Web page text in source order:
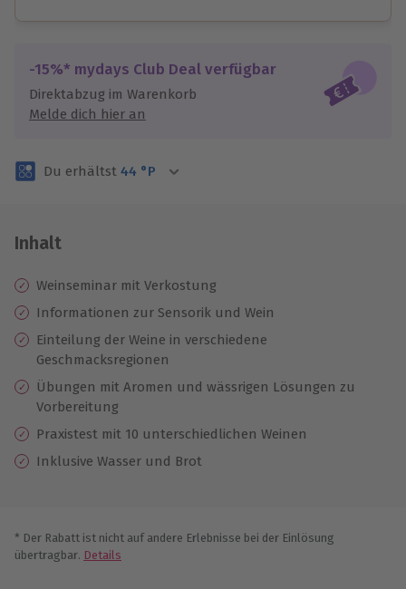
Jeder Gutschein für alle Erlebnisse einlösbar.
Maximale Sicherheit
3 Jahre gültig & verlängerbar.
-15%* mydays Club Deal verfügbar
Direktabzug im Warenkorb
Melde dich hier an
Du erhältst 44 °P
Inhalt
Weinseminar mit Verkostung
Informationen zur Sensorik und Wein
Einteilung der Weine in verschiedene
Geschmacksregionen
Übungen mit Aromen und wässrigen Lösungen zu
Vorbereitung
Praxistest mit 10 unterschiedlichen Weinen
Inklusive Wasser und Brot
* Der Rabatt ist nicht auf andere Erlebnisse bei der Einlösung
übertragbar. Details